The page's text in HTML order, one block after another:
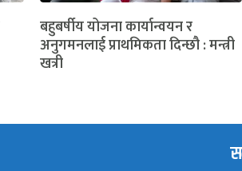
बहुबर्षीय योजना कार्यान्वयन र
अनुगमनलाई प्राथमिकता दिन्छौ : मन्त्री
खत्री